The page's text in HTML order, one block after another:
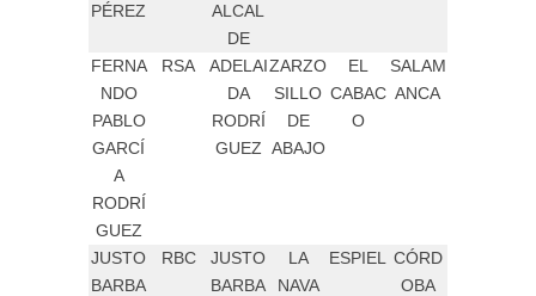
PÉREZ
ALCAL
DE
FERNA
NDO
PABLO
GARCÍ
A
RODRÍ
GUEZ
RSA
ADELAI
DA
RODRÍ
GUEZ
ZARZO
SILLO
DE
ABAJO
EL
CABAC
O
SALAM
ANCA
JUSTO
BARBA
RBC
JUSTO
BARBA
LA
NAVA
ESPIEL
CÓRD
OBA